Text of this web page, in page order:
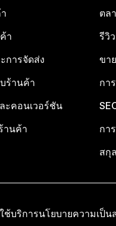
า
การจัดส่ง
ร้านค้า
ะคอนเวอร์ชัน
านค้า
ตล
รีวิ
ขา
กา
กา
สกุ
ช้บริการนโยบายความเป็น